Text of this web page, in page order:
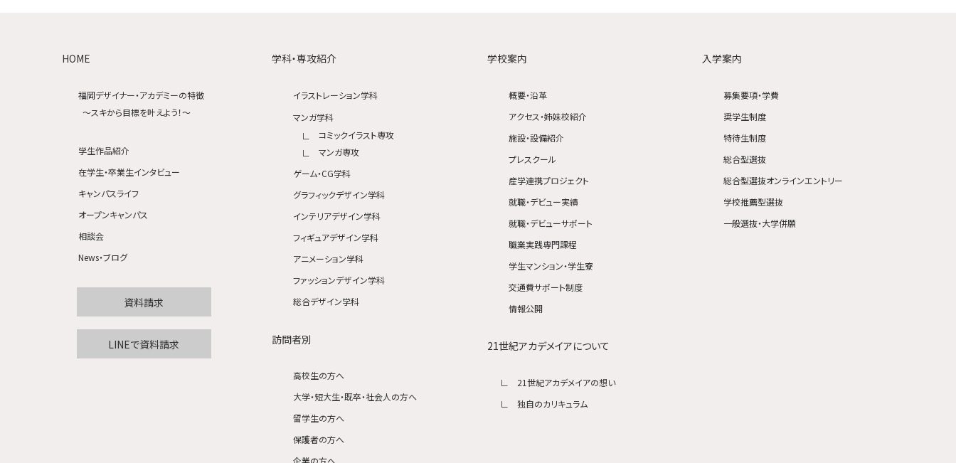
HOME
福岡デザイナー・アカデミーの特徴
〜スキから目標を叶えよう！〜
学生作品紹介
在学生・卒業生インタビュー
キャンパスライフ
オープンキャンパス
相談会
News・ブログ
資料請求
LINEで資料請求
学科・専攻紹介
イラストレーション学科
マンガ学科
コミックイラスト専攻
マンガ専攻
ゲーム・CG学科
グラフィックデザイン学科
インテリアデザイン学科
フィギュアデザイン学科
アニメーション学科
ファッションデザイン学科
総合デザイン学科
訪問者別
高校生の方へ
大学・短大生・既卒・社会人の方へ
留学生の方へ
保護者の方へ
学校案内
概要・沿革
アクセス・姉妹校紹介
施設・設備紹介
プレスクール
産学連携プロジェクト
就職・デビュー実績
就職・デビューサポート
職業実践専門課程
学生マンション・学生寮
交通費サポート制度
情報公開
21世紀アカデメイアについて
21世紀アカデメイアの想い
独自のカリキュラム
入学案内
募集要項・学費
奨学生制度
特待生制度
総合型選抜
総合型選抜オンラインエントリー
学校推薦型選抜
一般選抜・大学併願